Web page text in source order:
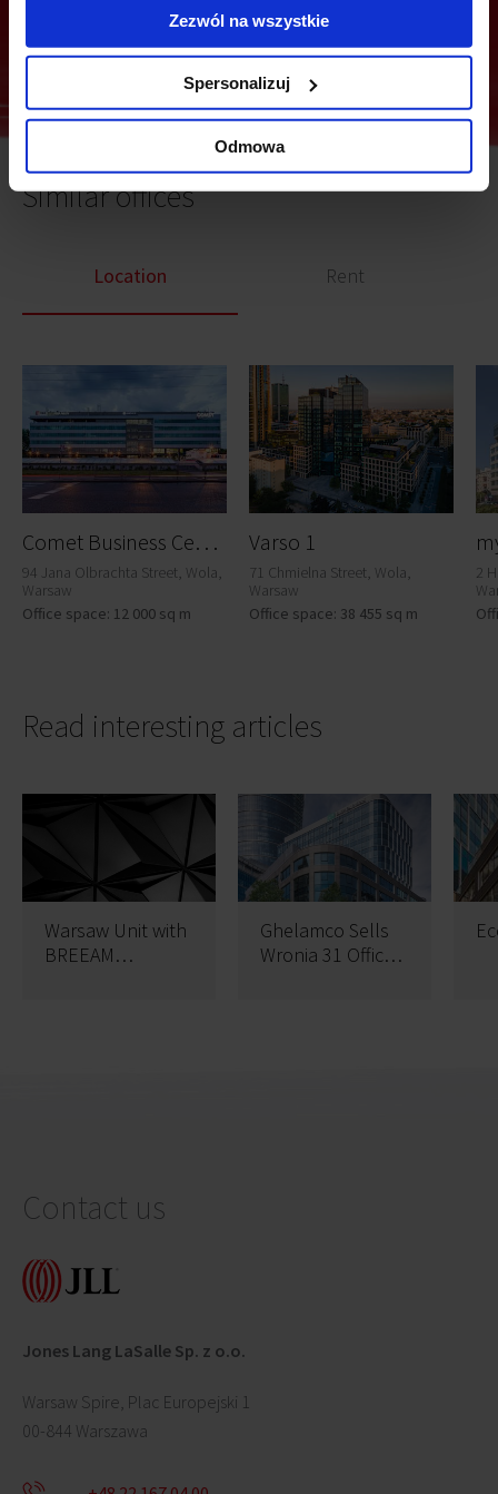
Zezwól na wszystkie
Spersonalizuj
Odmowa
Send
Similar offices
Location Rent
C
omet Business Center
94 Jana Olbrachta Street, Wola,
Warsaw
Office space: 12 000 sq m
Varso 1
71 Chmielna Street, Wola,
Warsaw
Office space: 38 455 sq m
2
Read interesting articles
Warsaw Unit with
BREEAM
Ghelamco Sells
Wronia 31 Office
Contact us
Jones Lang LaSalle Sp. z o.o.
Warsaw Spire, Plac Europejski 1
00-844 Warszawa